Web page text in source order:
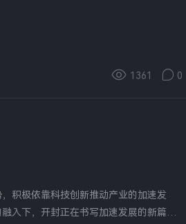
1361 0
积极依靠科技创新推动产业的加速发
入下，开封正在书写加速发展的新篇